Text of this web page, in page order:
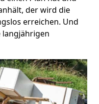
der wird die
erreichen. Und
langjährigen